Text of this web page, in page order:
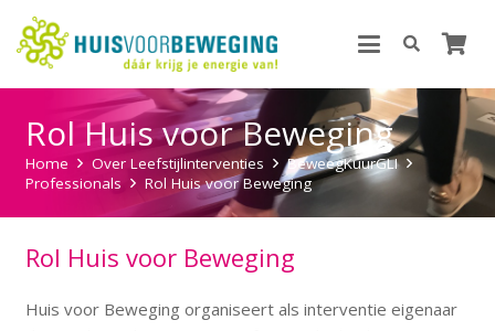
Rol Huis voor Beweging
Home Over Leefstijlinterventies
BeweegKuurGLI
Professionals
Rol Huis voor Beweging
Rol Huis voor Beweging
Huis voor Beweging organiseert als interventie eigenaar